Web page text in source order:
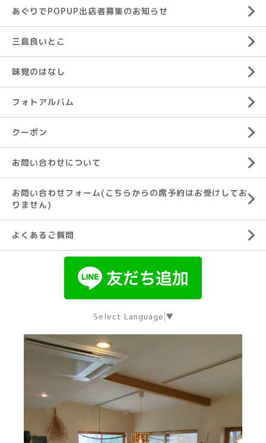
あぐりでPOPUP出店者募集のお知らせ
三島良いとこ
味覚のはなし
フォトアルバム
クーポン
お問い合わせについて
お問い合わせフォーム(こちらからの席予約はお受けしてお
りません)
よくあるご質問
Select Language ▼